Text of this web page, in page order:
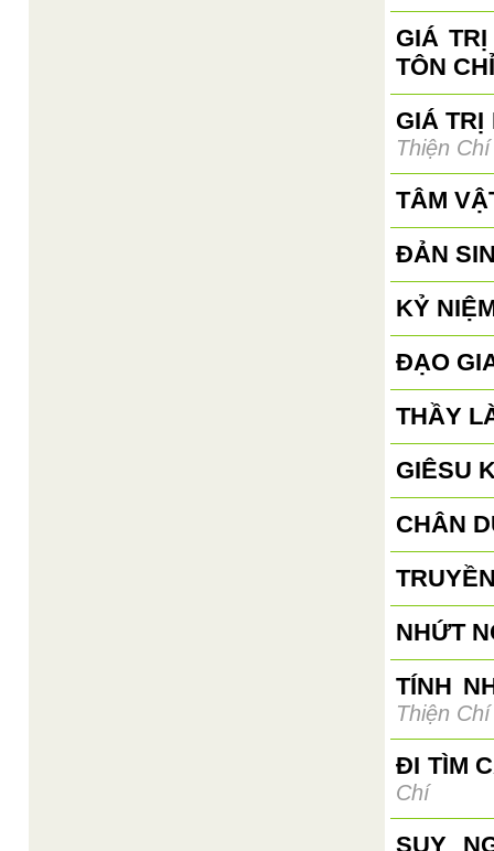
GIÁ
TÔN
GIÁ TRỊ
Thiện Chí
TÂM
ĐẢN
KỶ
ĐẠO
THẦY
GIÊSU
CHÂN
NHỨT
TÍNH
Thiện Chí
ĐI TÌM
Chí
SUY